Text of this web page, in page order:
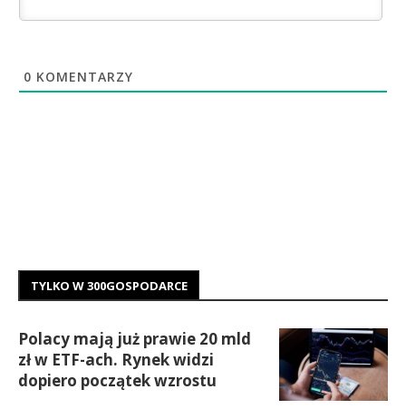
0 KOMENTARZY
TYLKO W 300GOSPODARCE
Polacy mają już prawie 20 mld
zł w ETF-ach. Rynek widzi
dopiero początek wzrostu